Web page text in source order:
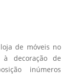
de móveis no
à decoração de
inúmeros